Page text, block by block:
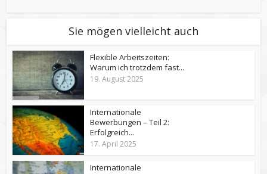
Sie mögen vielleicht auch
Flexible Arbeitszeiten:
Warum ich trotzdem fast...
19. August 2025
Internationale
Bewerbungen – Teil 2:
Erfolgreich...
17. April 2025
Internationale